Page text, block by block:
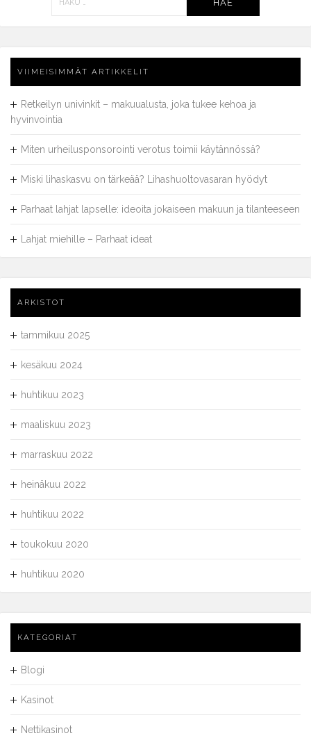
VIIMEISIMMÄT ARTIKKELIT
Retkeilyn univinkit – makuualusta, joka tukee kehoa ja
hyvinvointia
Miten urheilusponsorointi verotus toimii käytännössä?
Miski lihaskasvu on tärkeää? Lihashuoltovasaran hyödyt
Parhaat lahjat lapselle: ideoita jokaiseen makuun ja tilanteeseen
Lahjat miehille – Parhaat ideat
ARKISTOT
tammikuu 2025
kesäkuu 2024
huhtikuu 2023
maaliskuu 2023
marraskuu 2022
heinäkuu 2022
huhtikuu 2022
toukokuu 2020
huhtikuu 2020
KATEGORIAT
Blogi
Kasinot
Nettikasinot